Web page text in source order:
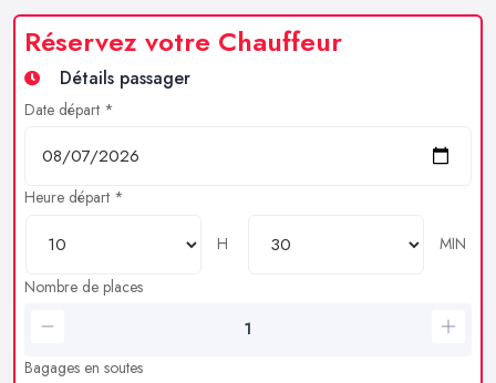
Réservez votre Chauffeur
Détails passager
Date départ *
Heure départ *
H
MIN
Nombre de places
Bagages en soutes